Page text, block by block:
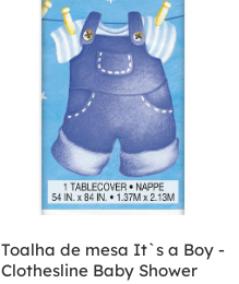
Toalha de mesa It`s a Boy -
Clothesline Baby Shower